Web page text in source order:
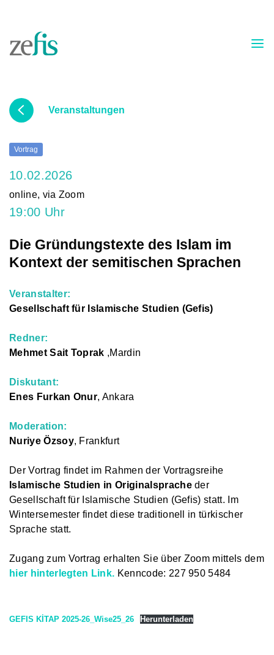
Veranstaltungen
Vortrag
10.02.2026
online, via Zoom
19:00 Uhr
Die Gründungstexte des Islam im
Kontext der semitischen Sprachen
Veranstalter:
Gesellschaft für Islamische Studien (Gefis)
Redner:
Mehmet Sait Toprak ,Mardin
Diskutant:
Enes Furkan Onur, Ankara
Moderation:
Nuriye Özsoy, Frankfurt
Der Vortrag findet im Rahmen der Vortragsreihe
Islamische Studien in Originalspracheder
Gesellschaft für Islamische Studien (Gefis) statt. Im
Wintersemester findet diese traditionell in türkischer
Sprache statt.
Zugang zum Vortrag erhalten Sie über Zoom mittels dem
hier hinterlegten Link. Kenncode: 227 950 5484
GEFIS KİTAP 2025-26_Wise25_26 Herunterladen